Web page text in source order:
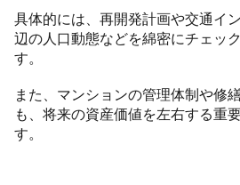
具体的には、再開発計画や交通イ
辺の人口動態などを綿密にチェッ
す。
また、マンションの管理体制や修
も、将来の資産価値を左右する重
す。